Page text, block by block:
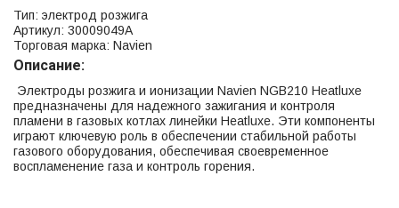
Тип: электрод розжига
Артикул: 30009049A
Торговая марка: Navien
Описание:
Электроды розжига и ионизации Navien NGB210 Heatluxe
предназначены для надежного зажигания и контроля
пламени в газовых котлах линейки Heatluxe. Эти компоненты
играют ключевую роль в обеспечении стабильной работы
газового оборудования, обеспечивая своевременное
воспламенение газа и контроль горения.